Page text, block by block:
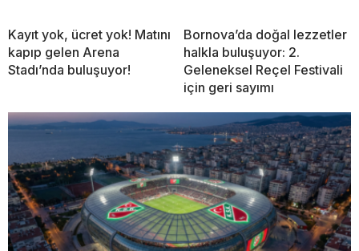
Kayıt yok, ücret yok! Matını
kapıp gelen Arena
Stadı’nda buluşuyor!
Bornova’da doğal lezzetler
halkla buluşuyor: 2.
Geleneksel Reçel Festivali
için geri sayımı